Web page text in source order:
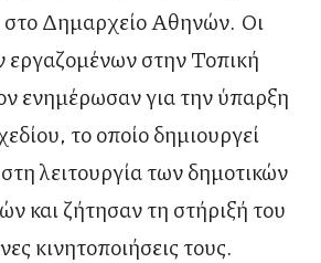
Δημαρχείο Αθηνών. Οι
στην Τοπική
ενημέρωσαν για την ύπαρξη
το οποίο δημιουργεί
λειτουργία των δημοτικών
και ζήτησαν τη στήριξή του
κινητοποιήσεις τους.